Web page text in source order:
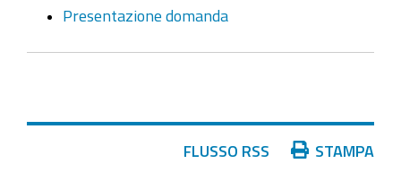
Presentazione domanda
FLUSSO RSS STAMPA